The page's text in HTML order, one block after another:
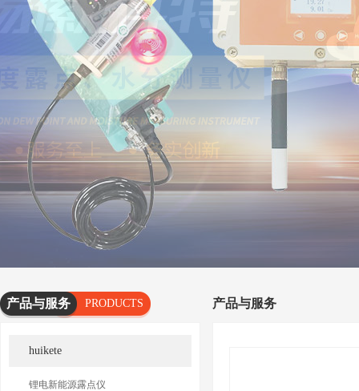
产品与服务
PRODUCTS
huikete
锂电新能源露点仪
产品与服务